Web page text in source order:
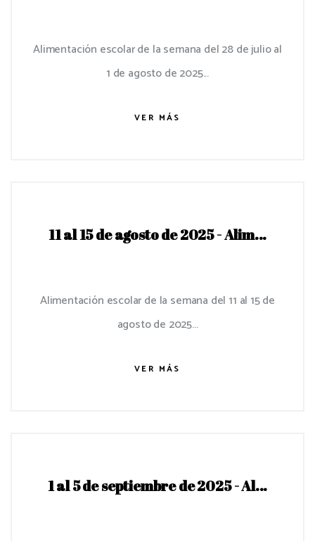
Alimentación escolar de la semana del 28 de julio al
1 de agosto de 2025...
VER MÁS
11 al 15 de agosto de 2025 - Alim...
Alimentación escolar de la semana del 11 al 15 de
agosto de 2025...
VER MÁS
1 al 5 de septiembre de 2025 - Al...